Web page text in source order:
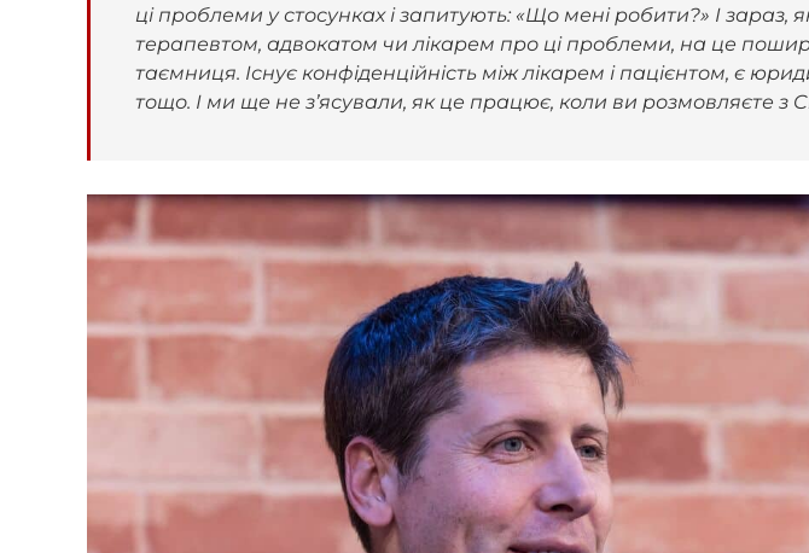
ці проблеми у стосунках і запитують: «Що мені робити?» І зараз,
терапевтом, адвокатом чи лікарем про ці проблеми, на це
таємниця. Існує конфіденційність між лікарем і пацієнтом, є
тощо. І ми ще не з’ясували, як це працює, коли ви розмовляєте з